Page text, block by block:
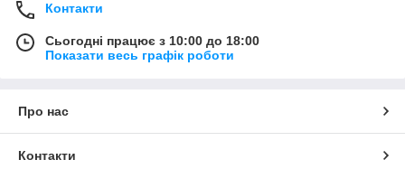
Контакти
Сьогодні працює з 10:00 до 18:00
Показати весь графік роботи
Про нас
Контакти